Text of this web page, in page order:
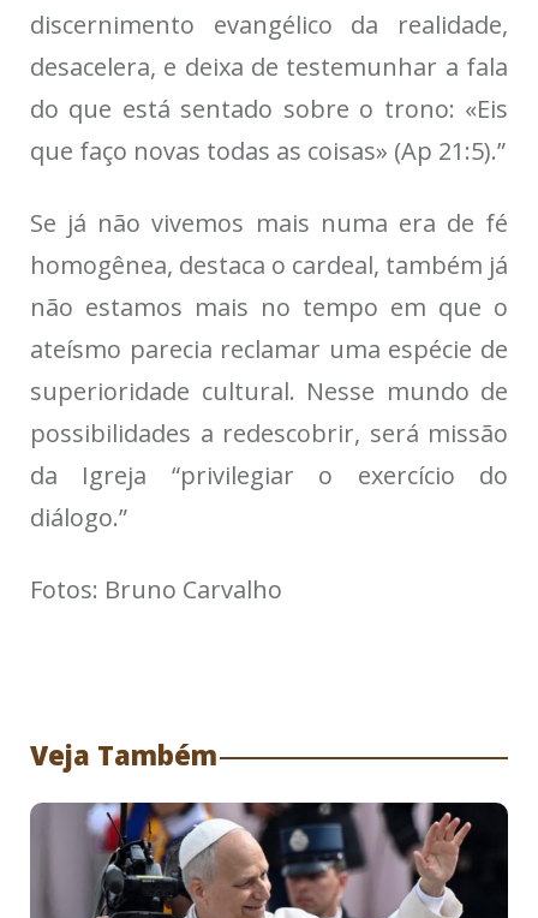
discernimento evangélico da realidade,
desacelera, e deixa de testemunhar a fala
do que está sentado sobre o trono: «Eis
que faço novas todas as coisas» (Ap 21:5).”
Se já não vivemos mais numa era de fé
homogênea, destaca o cardeal, também já
não estamos mais no tempo em que o
ateísmo parecia reclamar uma espécie de
superioridade cultural. Nesse mundo de
possibilidades a redescobrir, será missão
da Igreja “privilegiar o exercício do
diálogo.”
Fotos: Bruno Carvalho
Veja Também